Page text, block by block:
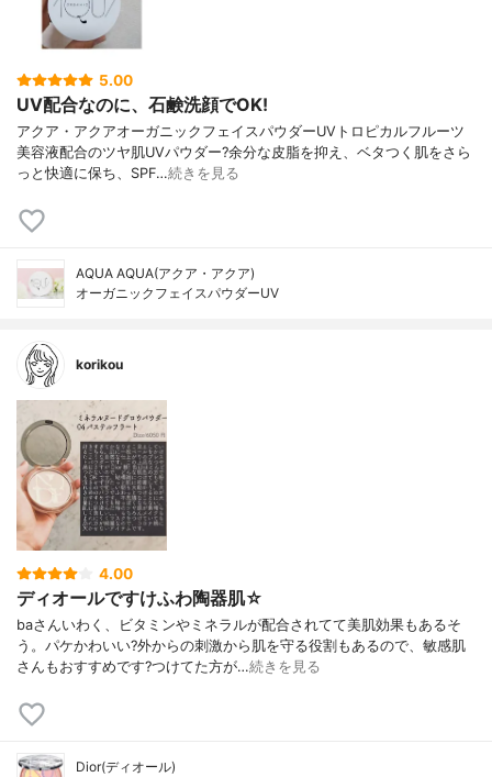
5.00
UV配合なのに、石鹸洗顔でOK!
アクア・アクア オーガニックフェイスパウダーUV トロピカルフルーツ
美容液配合のツヤ肌UVパウダー? 余分な皮脂を抑え、ベタつく肌をさら
っと快適に保ち、SPF…続きを見る
AQUA AQUA(アクア・アクア)
オーガニックフェイスパウダーUV
korikou
4.00
ディオールですけふわ陶器肌☆
baさんいわく、ビタミンやミネラルが配合されてて美肌効果もあるそ
う。パケかわいい?外からの刺激から肌を守る役割もあるので、敏感肌
さんもおすすめです?つけてた方が…続きを見る
Dior(ディオール)